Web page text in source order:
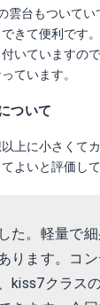
雲台もついてい
きて便利です
いていますの
ています。
ついて
上に小さくて
よいと評価し
た。軽量で
ります。コ
kiss7クラス